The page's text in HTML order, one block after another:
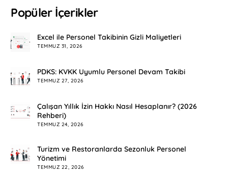
Popüler İçerikler
Excel ile Personel Takibinin Gizli Maliyetleri
TEMMUZ 31, 2026
PDKS: KVKK Uyumlu Personel Devam Takibi
TEMMUZ 27, 2026
Çalışan Yıllık İzin Hakkı Nasıl Hesaplanır? (2026
Rehberi)
TEMMUZ 24, 2026
Turizm ve Restoranlarda Sezonluk Personel
Yönetimi
TEMMUZ 22, 2026